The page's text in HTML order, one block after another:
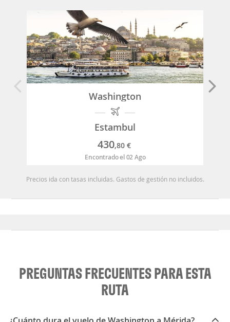
Washington
Estambul
430,80 €
Encontrado el 02 Ago
Precios ida con tasas incluidas. Gastos de gestión no incluidos.
PREGUNTAS FRECUENTES PARA ESTA
RUTA